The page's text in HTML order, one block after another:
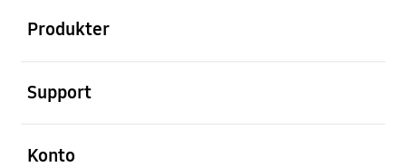
Produkter
Support
Konto